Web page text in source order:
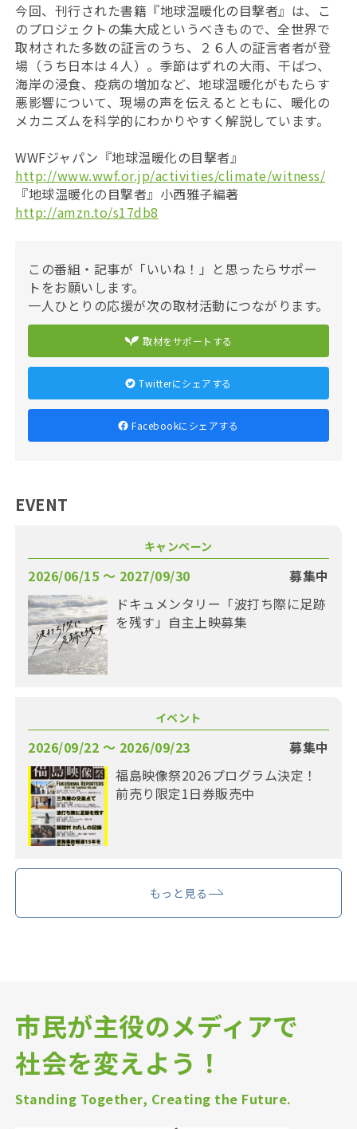
今回、刊行された書籍『地球温暖化の目撃者』は、こ
のプロジェクトの集大成というべきもので、全世界で
取材された多数の証言のうち、２６人の証言者者が登
場（うち日本は４人）。季節はずれの大雨、干ばつ、
海岸の浸食、疫病の増加など、地球温暖化がもたらす
悪影響について、現場の声を伝えるとともに、暖化の
メカニズムを科学的にわかりやすく解説しています。
WWFジャパン『地球温暖化の目撃者』
http://www.wwf.or.jp/activities/climate/witness/
『地球温暖化の目撃者』小西雅子編著
http://amzn.to/s17db8
この番組・記事が「いいね！」と思ったらサポー
トをお願いします。
一人ひとりの応援が次の取材活動につながります。
取材をサポートする
Twitterにシェアする
Facebookにシェアする
EVENT
キャンペーン
2026/06/15 〜 2027/09/30
募集中
ドキュメンタリー「波打ち際に足跡
を残す」自主上映募集
イベント
2026/09/22 〜 2026/09/23
募集中
福島映像祭2026プログラム決定！
前売り限定1日券販売中
もっと見る
市民が主役のメディアで
社会を変えよう！
Standing Together, Creating the Future.